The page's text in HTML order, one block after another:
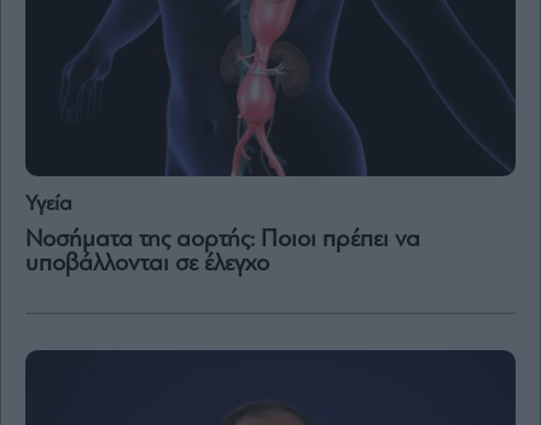
Υγεία
Νοσήματα της αορτής: Ποιοι πρέπει να
υποβάλλονται σε έλεγχο